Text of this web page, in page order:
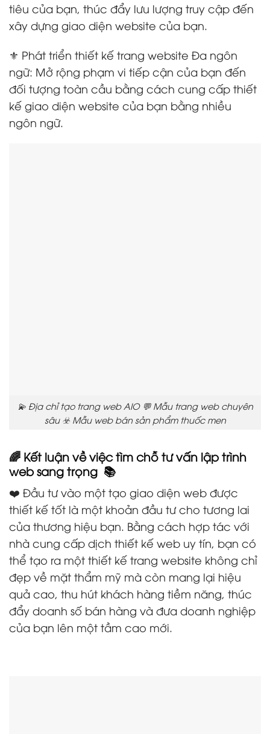
tiêu của bạn, thúc đẩy lưu lượng truy cập đến
xây dựng giao diện website của bạn.
⚜️ Phát triển thiết kế trang website Đa ngôn
ngữ: Mở rộng phạm vi tiếp cận của bạn đến
đối tượng toàn cầu bằng cách cung cấp thiết
kế giao diện website của bạn bằng nhiều
ngôn ngữ.
💫 Địa chỉ tạo trang web AIO 💬 Mẫu trang web chuyên
sâu ☣️ Mẫu web bán sản phẩm thuốc men
🌈 Kết luận về việc tìm chỗ tư vấn lập trình
web sang trọng 📚
❤️ Đầu tư vào một tạo giao diện web được
thiết kế tốt là một khoản đầu tư cho tương lai
của thương hiệu bạn. Bằng cách hợp tác với
nhà cung cấp dịch thiết kế web uy tín, bạn có
thể tạo ra một thiết kế trang website không chỉ
đẹp về mặt thẩm mỹ mà còn mang lại hiệu
quả cao, thu hút khách hàng tiềm năng, thúc
đẩy doanh số bán hàng và đưa doanh nghiệp
của bạn lên một tầm cao mới.